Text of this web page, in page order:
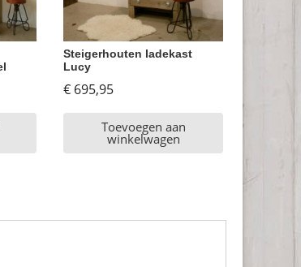
Steigerhouten ladekast
Lucy
€ 695,95
Toevoegen aan
winkelwagen